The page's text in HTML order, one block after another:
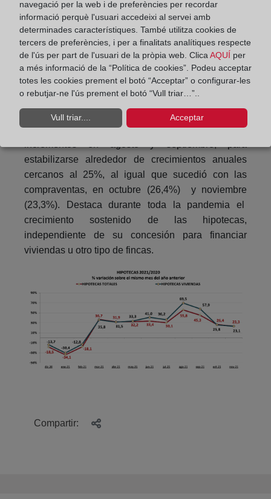
En cuanto a las hipotecas totales durante los
últimos doce meses, las caídas terminaron en
febrero de 2021 y desde momento registraron
intensas subidas anuales, entre el 30 y el 40%,
hasta el mes de julio, agudizándose dichos
estabilizarse alrededor de crecimientos anuales
cercanos al 25%, al igual que sucedió con las
compraventas, en octubre (26,4%) y noviembre
(23,3%). Destaca durante toda la pandemia el
crecimiento sostenido de las hipotecas,
independiente de su concesión para financiar
viviendas u otro tipo de fincas.
Compartir:
navegació per la web i de preferències per recordar
informació perquè l'usuari accedeixi al servei amb
determinades característiques. També utilitza cookies de
tercers de preferències, i per a finalitats analítiques respecte
de l'ús per part de l'usuari de la pròpia web. Clica AQUÍ per
a més informació de la “Política de cookies”. Podeu acceptar
totes les cookies prement el botó “Acceptar” o configurar-les
o rebutjar-ne l'ús prement el botó “Vull triar…”..
Vull triar.... Acceptar